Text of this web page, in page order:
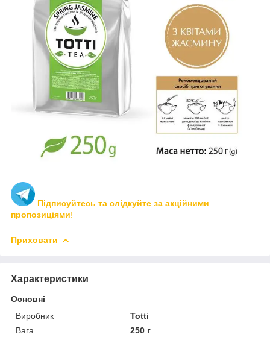
Підписуйтесь та слідкуйте за акційними
пропозиціями!
Приховати
Характеристики
Основні
Виробник
Totti
Вага
250 г